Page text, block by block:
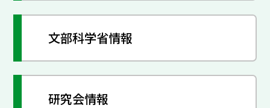
文部科学省情報
研究会情報